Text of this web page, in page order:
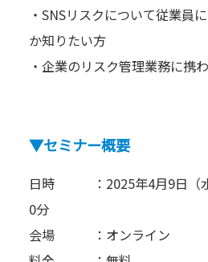
・SNSリスクについて従業員
か知りたい方
・企業のリスク管理業務に携
▼セミナー概要
日時 ：2025年4月9日（水
0分
会場 ：オンライン